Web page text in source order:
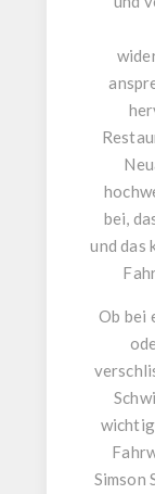
bei,
und das
Ob bei
Simson